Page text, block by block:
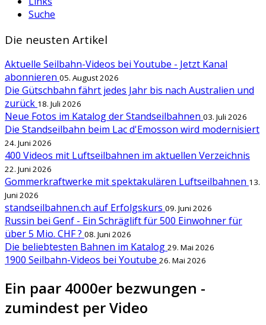
Suche
Die neusten Artikel
Aktuelle Seilbahn-Videos bei Youtube - Jetzt Kanal
abonnieren 05. August 2026
Die Gütschbahn fährt jedes Jahr bis nach Australien und
zurück 18. Juli 2026
Neue Fotos im Katalog der Standseilbahnen 03. Juli 2026
Die Standseilbahn beim Lac d'Emosson wird modernisiert
24. Juni 2026
400 Videos mit Luftseilbahnen im aktuellen Verzeichnis
22. Juni 2026
Gommerkraftwerke mit spektakulären Luftseilbahnen 13.
Juni 2026
standseilbahnen.ch auf Erfolgskurs 09. Juni 2026
Russin bei Genf - Ein Schräglift für 500 Einwohner für
über 5 Mio. CHF ? 08. Juni 2026
Die beliebtesten Bahnen im Katalog 29. Mai 2026
1900 Seilbahn-Videos bei Youtube 26. Mai 2026
Ein paar 4000er bezwungen -
zumindest per Video